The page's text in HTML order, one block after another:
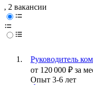
, 2 вакансии
Руководитель
от 120 000 ₽ за
Опыт 3-6 лет